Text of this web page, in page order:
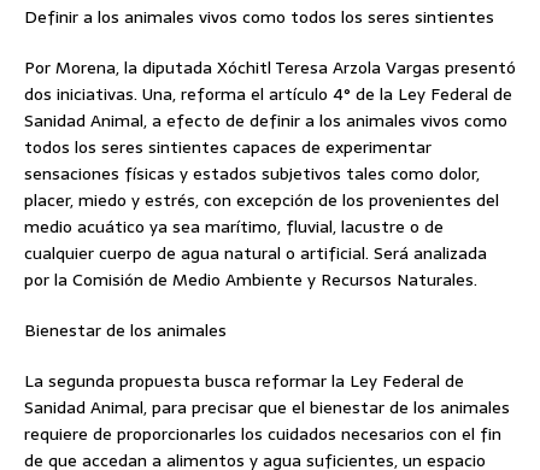
Definir a los animales vivos como todos los seres sintientes
Por Morena, la diputada Xóchitl Teresa Arzola Vargas presentó
dos iniciativas. Una, reforma el artículo 4° de la Ley Federal de
Sanidad Animal, a efecto de definir a los animales vivos como
todos los seres sintientes capaces de experimentar
sensaciones físicas y estados subjetivos tales como dolor,
placer, miedo y estrés, con excepción de los provenientes del
medio acuático ya sea marítimo, fluvial, lacustre o de
cualquier cuerpo de agua natural o artificial. Será analizada
por la Comisión de Medio Ambiente y Recursos Naturales.
Bienestar de los animales
La segunda propuesta busca reformar la Ley Federal de
Sanidad Animal, para precisar que el bienestar de los animales
requiere de proporcionarles los cuidados necesarios con el fin
de que accedan a alimentos y agua suficientes, un espacio